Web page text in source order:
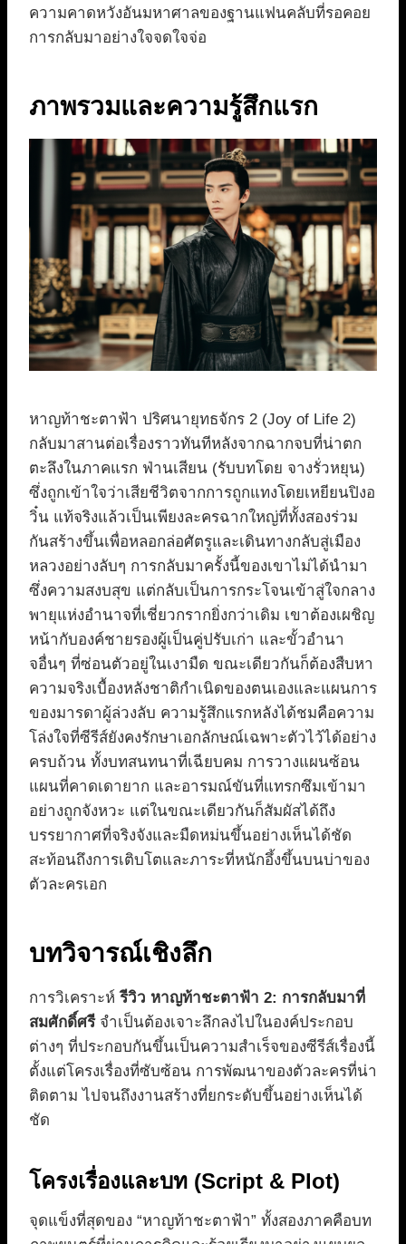
ความคาดหวังอันมหาศาลของฐานแฟนคลับที่รอคอย
การกลับมาอย่างใจจดใจจ่อ
ภาพรวมและความรู้สึกแรก
หาญท้าชะตาฟ้า ปริศนายุทธจักร 2 (Joy of Life 2)
กลับมาสานต่อเรื่องราวทันทีหลังจากฉากจบที่น่าตก
ตะลึงในภาคแรก ฟ่านเสียน (รับบทโดย จางรั่วหยุน)
ซึ่งถูกเข้าใจว่าเสียชีวิตจากการถูกแทงโดยเหยียนปิงอ
วิ๋น แท้จริงแล้วเป็นเพียงละครฉากใหญ่ที่ทั้งสองร่วม
กันสร้างขึ้นเพื่อหลอกล่อศัตรูและเดินทางกลับสู่เมือง
หลวงอย่างลับๆ การกลับมาครั้งนี้ของเขาไม่ได้นำมา
ซึ่งความสงบสุข แต่กลับเป็นการกระโจนเข้าสู่ใจกลาง
พายุแห่งอำนาจที่เชี่ยวกรากยิ่งกว่าเดิม เขาต้องเผชิญ
หน้ากับองค์ชายรองผู้เป็นคู่ปรับเก่า และขั้วอำนา
จอื่นๆ ที่ซ่อนตัวอยู่ในเงามืด ขณะเดียวกันก็ต้องสืบหา
ความจริงเบื้องหลังชาติกำเนิดของตนเองและแผนการ
ของมารดาผู้ล่วงลับ ความรู้สึกแรกหลังได้ชมคือความ
โล่งใจที่ซีรีส์ยังคงรักษาเอกลักษณ์เฉพาะตัวไว้ได้อย่าง
ครบถ้วน ทั้งบทสนทนาที่เฉียบคม การวางแผนซ้อน
แผนที่คาดเดายาก และอารมณ์ขันที่แทรกซึมเข้ามา
อย่างถูกจังหวะ แต่ในขณะเดียวกันก็สัมผัสได้ถึง
บรรยากาศที่จริงจังและมืดหม่นขึ้นอย่างเห็นได้ชัด
สะท้อนถึงการเติบโตและภาระที่หนักอึ้งขึ้นบนบ่าของ
ตัวละครเอก
บทวิจารณ์เชิงลึก
การวิเคราะห์รีวิว หาญท้าชะตาฟ้า 2: การกลับมาที่
สมศักดิ์ศรีจำเป็นต้องเจาะลึกลงไปในองค์ประกอบ
ต่างๆ ที่ประกอบกันขึ้นเป็นความสำเร็จของซีรีส์เรื่องนี้
ตั้งแต่โครงเรื่องที่ซับซ้อน การพัฒนาของตัวละครที่น่า
ติดตาม ไปจนถึงงานสร้างที่ยกระดับขึ้นอย่างเห็นได้
ชัด
โครงเรื่องและบท (Script & Plot)
จุดแข็งที่สุดของ “หาญท้าชะตาฟ้า” ทั้งสองภาคคือบท